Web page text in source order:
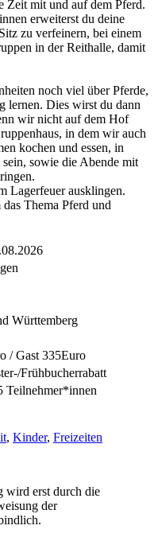
Zeit mit und auf dem Pferd.
erweiterst du deine
zu verfeinern, bei einem
in der Reithalle, damit
noch viel über Pferde,
lernen. Dies wirst du dann
wir nicht auf dem Hof
in dem wir auch
kochen und essen, in
sowie die Abende mit
Lagerfeuer ausklingen.
Thema Pferd und
Württemberg
/ Gast 335Euro
Frühbucherrabatt
Teilnehmer*innen
, Kinder, Freizeiten
wird erst durch die
der